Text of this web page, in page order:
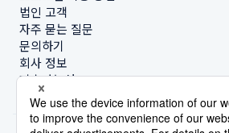
법인 고객
자주 묻는 질문
문의하기
회사 정보
지속가능성